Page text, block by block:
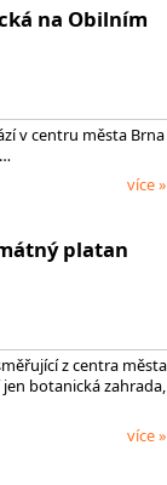
na Obilním
v centru města Brna
více »
platan
z centra města
botanická zahrada,
více »